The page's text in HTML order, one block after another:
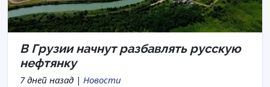
В Грузии начнут разбавлять русскую
нефтянку
7 дней назад | Новости